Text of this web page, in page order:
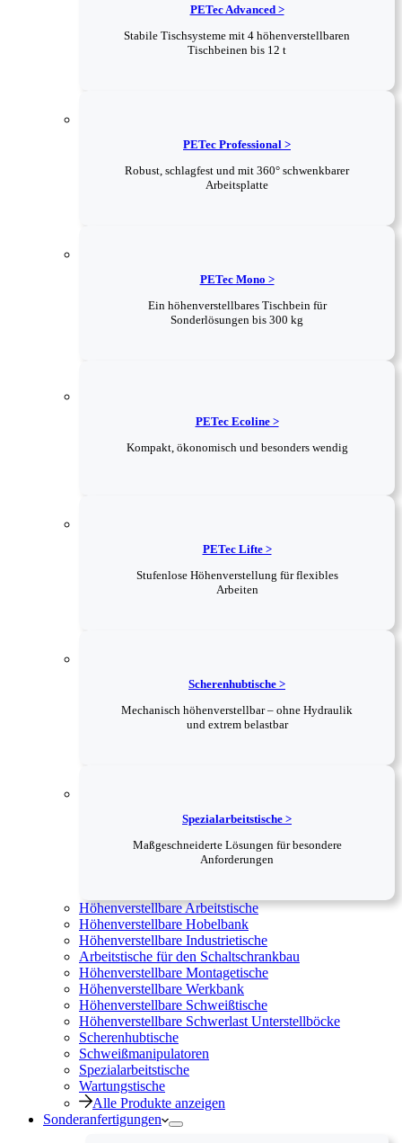
PETec Advanced >
Stabile Tischsysteme mit 4 höhenverstellbaren
Tischbeinen bis 12 t
PETec Professional >
Robust, schlagfest und mit 360° schwenkbarer
Arbeitsplatte
PETec Mono >
Ein höhenverstellbares Tischbein für
Sonderlösungen bis 300 kg
PETec Ecoline >
Kompakt, ökonomisch und besonders wendig
PETec Lifte >
Stufenlose Höhenverstellung für flexibles
Arbeiten
Scherenhubtische >
Mechanisch höhenverstellbar – ohne Hydraulik
und extrem belastbar
Spezialarbeitstische >
Maßgeschneiderte Lösungen für besondere
Anforderungen
Höhenverstellbare Arbeitstische
Höhenverstellbare Hobelbank
Höhenverstellbare Industrietische
Arbeitstische für den Schaltschrankbau
Höhenverstellbare Montagetische
Höhenverstellbare Werkbank
Höhenverstellbare Schweißtische
Höhenverstellbare Schwerlast Unterstellböcke
Scherenhubtische
Schweißmanipulatoren
Spezialarbeitstische
Wartungstische
Alle Produkte anzeigen
Sonderanfertigungen